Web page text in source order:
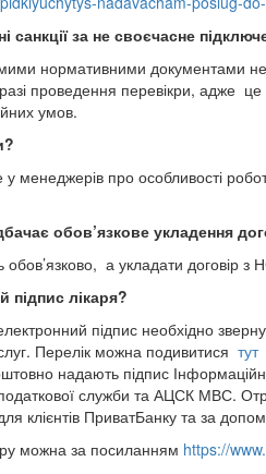
санкції за не своєчасне
нормативними документами
проведення перевікри, адже
умов.
у менеджерів про особливості
обов’язкове укладення
а укладати договір
підпис лікаря?
підпис необхідно
Перелік можна подивитися
надають підпис
служби та АЦСК МВС.
клієнтів ПриватБанку та за
можна за посиланням https://